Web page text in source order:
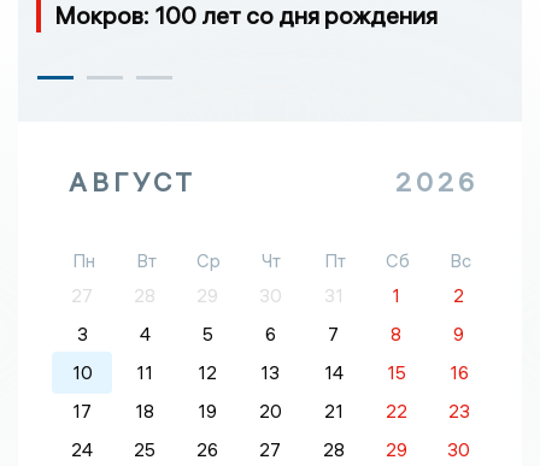
Мокров: 100 лет со дня рождения
АВГУСТ 2026
Пн Вт Ср Чт Пт Сб
Вс
27
28 29 30 31 1
2
3
4 5 6 7 8
9
10
11 12 13 14 15
16
17
18 19 20 21 22
23
24
25 26 27 28 29
30